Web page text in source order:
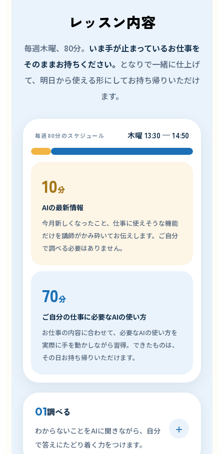
レッスン内容
毎週木曜、80分。 いま手が止まっているお仕事を
そのままお持ちください。 となりで一緒に仕上げ
て、明日から使える形にしてお持ち帰りいただけ
ます。
毎週80分のスケジュール 木曜 13:30 — 14:50
10分
AIの最新情報
今月新しくなったこと、仕事に使えそうな機能
だけを講師がかみ砕いてお伝えします。ご自分
で調べる必要はありません。
70分
ご自分の仕事に必要なAIの使い方
お仕事の内容に合わせて、必要なAIの使い方を
実際に手を動かしながら習得。できたものは、
その日お持ち帰りいただけます。
01調べる
わからないことをAIに聞きながら、自分
で答えにたどり着く力をつけます。
＋